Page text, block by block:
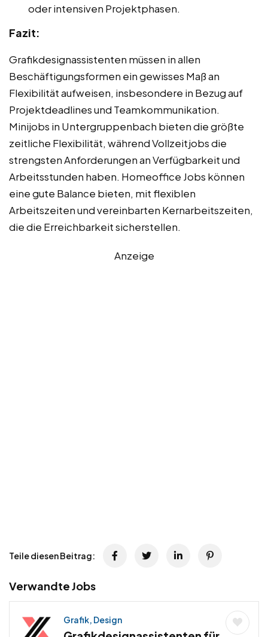
oder intensiven Projektphasen.
Fazit:
Grafikdesignassistenten müssen in allen
Beschäftigungsformen ein gewisses Maß an
Flexibilität aufweisen, insbesondere in Bezug auf
Projektdeadlines und Teamkommunikation.
Minijobs in Untergruppenbach bieten die größte
zeitliche Flexibilität, während Vollzeitjobs die
strengsten Anforderungen an Verfügbarkeit und
Arbeitsstunden haben. Homeoffice Jobs können
eine gute Balance bieten, mit flexiblen
Arbeitszeiten und vereinbarten Kernarbeitszeiten,
die die Erreichbarkeit sicherstellen.
Anzeige
Teile diesen Beitrag:
Verwandte Jobs
Grafik, Design